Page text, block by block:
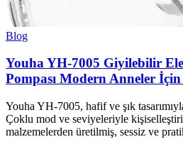
Blog
Youha YH-7005 Giyilebilir
Pompası Modern Anneler
Youha YH-7005, hafif ve şık
Çoklu mod ve seviyeleriyle
malzemelerden üretilmiş, sessiz ve